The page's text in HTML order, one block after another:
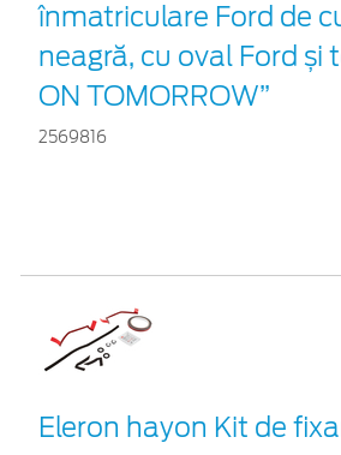
înmatriculare Ford de
neagră, cu oval Ford și
ON TOMORROW”
2569816
Eleron hayon Kit de